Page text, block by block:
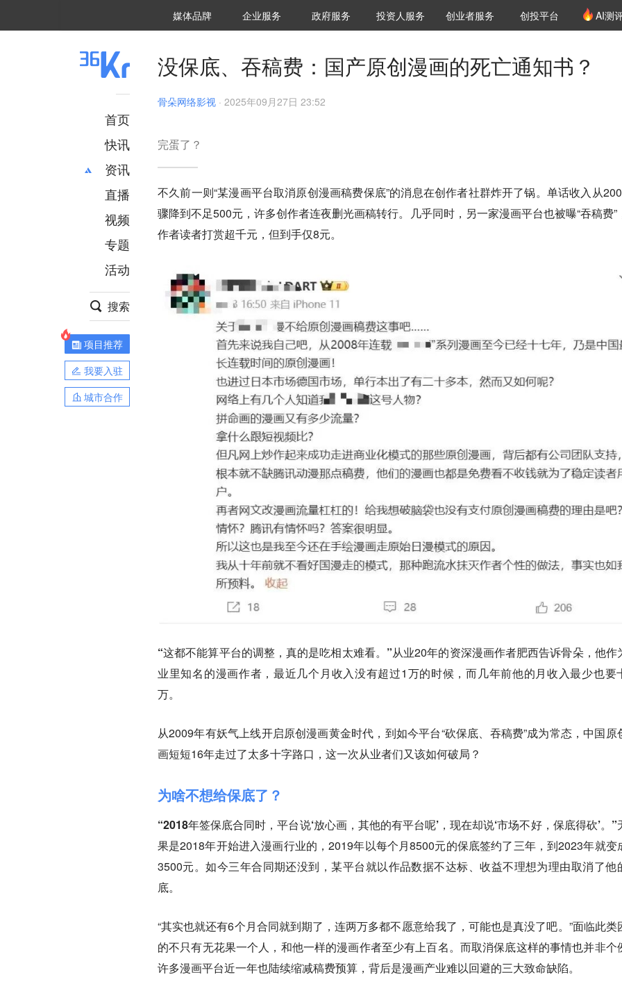
媒体品牌 36Kr研究院
企业服务 城市之窗
政府服务 VClub投资机构库
投资机构职位推介
投资人服务 创投氪堂
创业者服务 创投平台 AI测
首页
快讯
资讯
推荐
财经
项目推荐
安徽
直播
视频
专题
活动
搜索
项目推荐
我要入驻
城市合作
没保底、吞稿费：国产原创漫画的死亡通知书？
骨朵网络影视 · 2025年09月27日 23:52
完蛋了？
不久前一则“某漫画平台取消原创漫画稿费保底”的消息在创作者社群炸开了锅。单话收入从
骤降到不足500元，许多创作者连夜删光画稿转行。几乎同时，另一家漫画平台也被曝“吞稿费”
作者读者打赏超千元，但到手仅8元。
“这都不能算平台的调整，真的是吃相太难看。”从业20年的资深漫画作者肥西告诉骨朵，他作
业里知名的漫画作者，最近几个月收入没有超过1万的时候，而几年前他的月收入最少也要
万。
从2009年有妖气上线开启原创漫画黄金时代，到如今平台“砍保底、吞稿费”成为常态，中国原
画短短16年走过了太多十字路口，这一次从业者们又该如何破局？
为啥不想给保底了？
“2018年签保底合同时，平台说‘放心画，其他的有平台呢’，现在却说‘市场不好，保底得砍’。”
果是2018年开始进入漫画行业的，2019年以每个月8500元的保底签约了三年，到2023年就变
3500元。如今三年合同期还没到，某平台就以作品数据不达标、收益不理想为理由取消了他
底。
“其实也就还有6个月合同就到期了，连两万多都不愿意给我了，可能也是真没了吧。”面临此类
的不只有无花果一个人，和他一样的漫画作者至少有上百名。 而取消保底这样的事情也并非个
许多漫画平台近一年也陆续缩减稿费预算，背后是漫画产业难以回避的三大致命缺陷。